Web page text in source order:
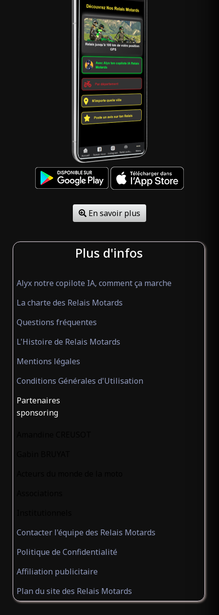
En savoir plus
Plus d'infos
Alyx notre copilote IA, comment ça marche
La charte des Relais Motards
Questions fréquentes
L'Histoire de Relais Motards
Mentions légales
Conditions Générales d'Utilisation
Partenaires
sponsoring
Contacter l'équipe des Relais Motards
Politique de Confidentialité
Affiliation publicitaire
Plan du site des Relais Motards